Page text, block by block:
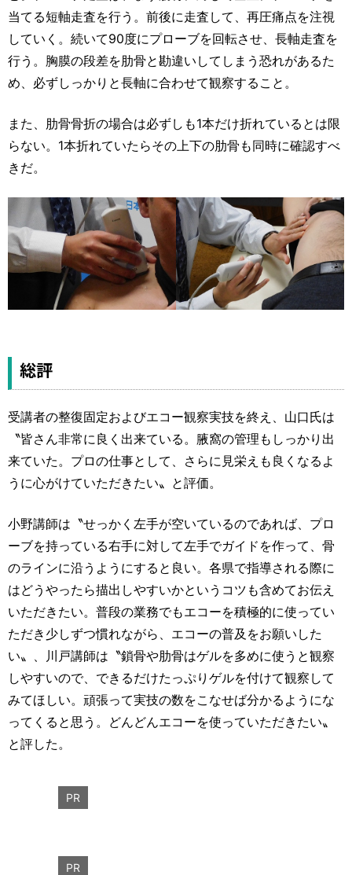
当てる短軸走査を行う。前後に走査して、再圧痛点を注視
していく。続いて90度にプローブを回転させ、長軸走査を
行う。胸膜の段差を肋骨と勘違いしてしまう恐れがあるた
め、必ずしっかりと長軸に合わせて観察すること。
また、肋骨骨折の場合は必ずしも1本だけ折れているとは限
らない。1本折れていたらその上下の肋骨も同時に確認すべ
きだ。
総評
受講者の整復固定およびエコー観察実技を終え、山口氏は
〝皆さん非常に良く出来ている。腋窩の管理もしっかり出
来ていた。プロの仕事として、さらに見栄えも良くなるよ
うに心がけていただきたい〟と評価。
小野講師は〝せっかく左手が空いているのであれば、プロ
ーブを持っている右手に対して左手でガイドを作って、骨
のラインに沿うようにすると良い。各県で指導される際に
はどうやったら描出しやすいかというコツも含めてお伝え
いただきたい。普段の業務でもエコーを積極的に使ってい
ただき少しずつ慣れながら、エコーの普及をお願いした
い〟、川戸講師は〝鎖骨や肋骨はゲルを多めに使うと観察
しやすいので、できるだけたっぷりゲルを付けて観察して
みてほしい。頑張って実技の数をこなせば分かるようにな
ってくると思う。どんどんエコーを使っていただきたい〟
と評した。
PR
PR